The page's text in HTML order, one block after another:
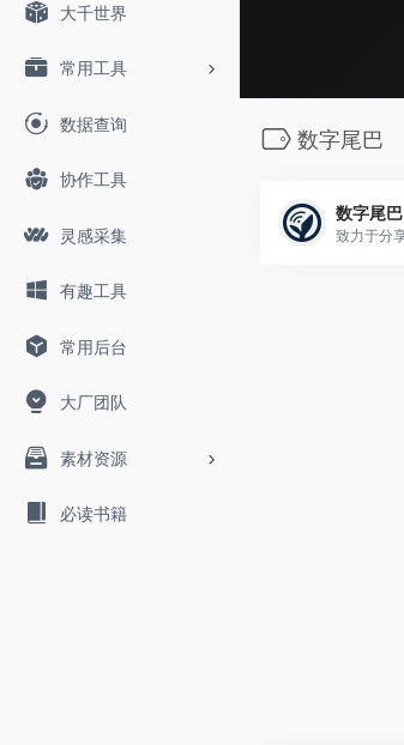
大千世界
常用工具
数据查询
协作工具
灵感采集
有趣工具
常用后台
大厂团队
素材资源
必读书籍
数字尾巴
数字尾巴